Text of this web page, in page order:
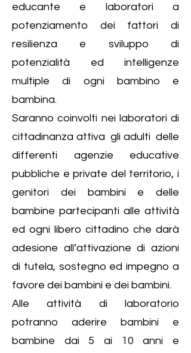
educante e laboratori a
potenziamento dei fattori di
resilienza e sviluppo di
potenzialità ed intelligenze
multiple di ogni bambino e
bambina.
Saranno coinvolti nei laboratori di
cittadinanza attiva gli adulti delle
differenti agenzie educative
pubbliche e private del territorio, i
genitori dei bambini e delle
bambine partecipanti alle attività
ed ogni libero cittadino che darà
adesione all’attivazione di azioni
di tutela, sostegno ed impegno a
favore dei bambini e dei bambini.
Alle attività di laboratorio
potranno aderire bambini e
bambine dai 5 ai 10 anni e